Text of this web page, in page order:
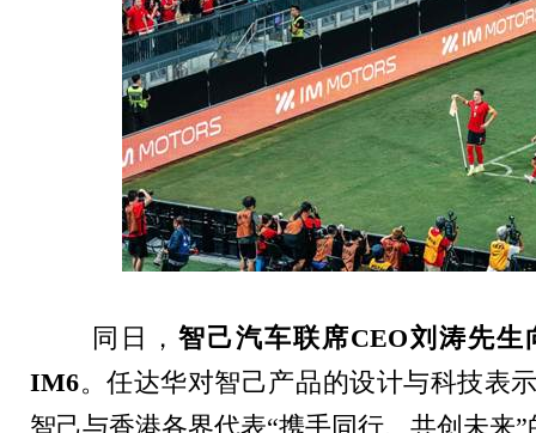
同日， 智己汽车联席CEO刘涛先生
IM6。任达华对智己产品的设计与科技表
智己与香港各界代表“携手同行、共创未来